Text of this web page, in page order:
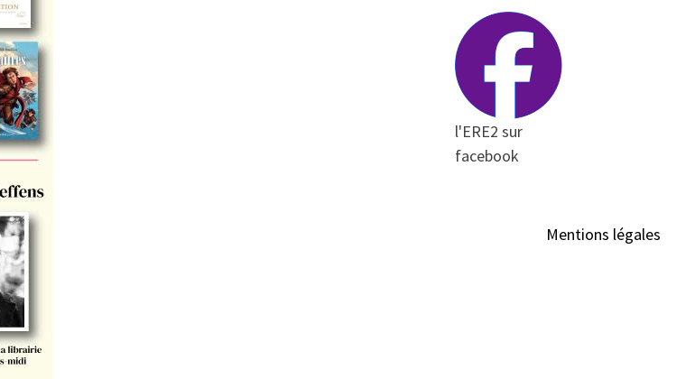
l'ERE2 sur
facebook
Mentions légales